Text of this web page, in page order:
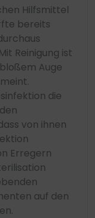
Hilfsmittel
bereits
Reinigung ist
Auge
die
von ihnen
Erregern
auf den